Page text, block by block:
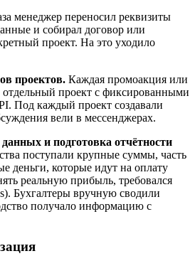
менеджер переносил реквизиты
и собирал договор или
проект. На это уходило
проектов. Каждая промоакция или
отдельный проект с фиксированными
Под каждый проект создавали
вели в мессенджерах.
и подготовка отчётности
поступали крупные суммы, часть
деньги, которые идут на оплату
реальную прибыль, требовался
Бухгалтеры вручную сводили
получало информацию с